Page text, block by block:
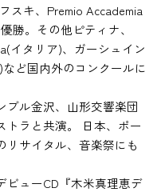
スキ、Premio Accademia
勝。その他ピティナ、
イタリア)、ガーシュイン
ど国内外のコンクールに
ブル金沢、山形交響楽団
トラと共演。 日本、ポー
リサイタル、音楽祭にも
ビューCD『木米真理恵デ